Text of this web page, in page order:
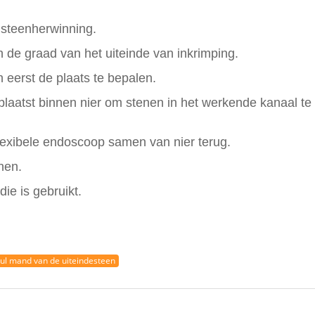
graad van het uiteinde van inkrimping.
eerst de plaats te bepalen.
binnen nier om stenen in het werkende kanaal
endoscoop samen van nier terug.
is gebruikt.
mand van de uiteindesteen